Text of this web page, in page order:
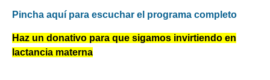
Pincha aquí para escuchar el programa completo
Haz un donativo para que sigamos invirtiendo en
lactancia materna